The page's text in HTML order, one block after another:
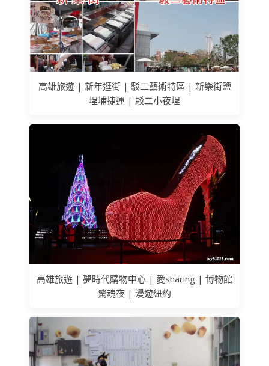
高雄旅遊 | 新年逛街 | 駁二藝術特區 | 新樂街鹽
埕埔捷運 | 駁二小夜埕
高雄旅遊 | 夢時代購物中心 | 愛sharing | 博物館
驚魂夜 | 漫遊紐約